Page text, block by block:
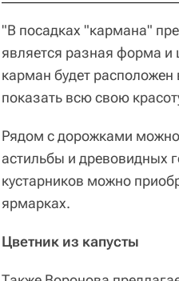
"В посадках "кармана"
является разная форма и
карман будет расположен
показать всю свою
Рядом с дорожками
астильбы и древовидных
кустарников можно
ярмарках.
Цветник из капусты